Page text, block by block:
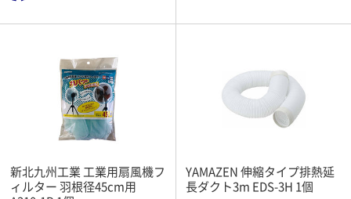
新北九州工業 工業用扇風機フ
ィルター 羽根径45cm用
YAMAZEN 伸縮タイプ排熱延
長ダクト3m EDS-3H 1個